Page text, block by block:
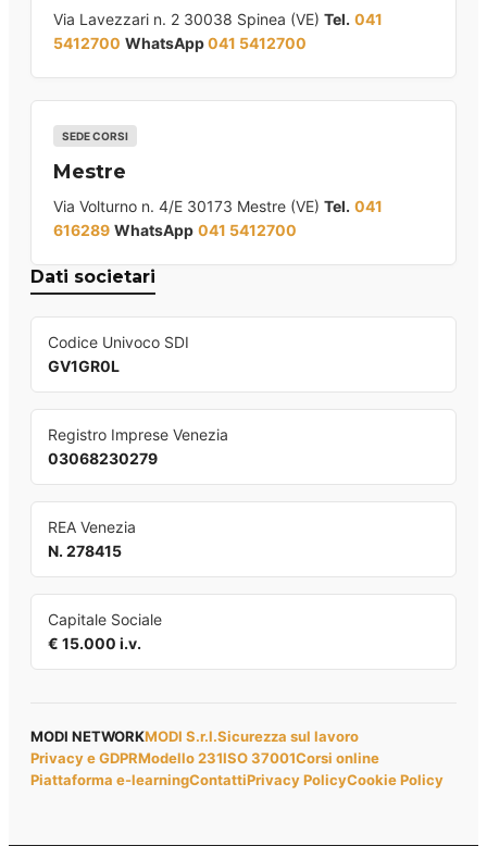
Via Lavezzari n. 2 30038 Spinea (VE) Tel. 041
5412700 WhatsApp041 5412700
SEDE CORSI
Mestre
Via Volturno n. 4/E 30173 Mestre (VE) Tel. 041
616289 WhatsApp 041 5412700
Dati societari
Codice Univoco SDI
GV1GR0L
Registro Imprese Venezia
03068230279
REA Venezia
N. 278415
Capitale Sociale
€ 15.000 i.v.
MODI NETWORKMODI S.r.l.Sicurezza sul lavoro
Privacy e GDPRModello 231ISO 37001Corsi online
Piattaforma e-learningContattiPrivacy PolicyCookie Policy